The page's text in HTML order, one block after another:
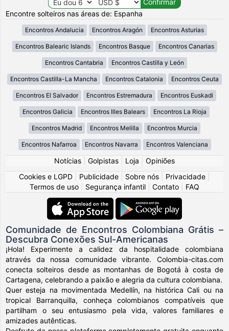
Encontre solteiros nas áreas de: Espanha
Encontros Andalucia Encontros Aragón Encontros Asturias
Encontros Balearic Islands Encontros Basque Encontros Canarias
Encontros Cantabria Encontros Castilla y León
Encontros Castilla-La Mancha Encontros Catalonia Encontros Ceuta
Encontros El Salvador Encontros Estremadura Encontros Euskadi
Encontros Galicia Encontros Illes Balears Encontros La Rioja
Encontros Madrid Encontros Melilla Encontros Murcia
Encontros Nafarroa Encontros Navarra Encontros Valenciana
Notícias Golpistas Loja
Opiniões
Cookies e LGPD
Publicidade Sobre nós Privacidade
Termos de uso
Segurança infantil Contato FAQ
Comunidade de Encontros Colombiana Grátis –
Descubra Conexões Sul-Americanas
¡Hola! Experimente a calidez da hospitalidade colombiana
através da nossa comunidade vibrante. Colombia-citas.com
conecta solteiros desde as montanhas de Bogotá à costa de
Cartagena, celebrando a paixão e alegria da cultura colombiana.
Quer esteja na movimentada Medellín, na histórica Cali ou na
tropical Barranquilla, conheça colombianos compatíveis que
partilham o seu entusiasmo pela vida, valores familiares e
amizades autênticas.